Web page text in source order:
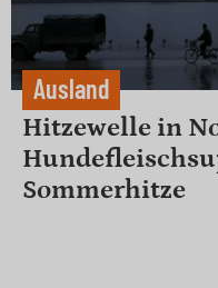
Ausland
Hitzewelle in
Sommerhitze